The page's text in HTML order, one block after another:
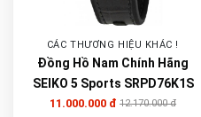
CÁC THƯƠNG HIỆU KHÁC !
Đồng Hồ Nam Chính Hãng
SEIKO 5 Sports SRPD76K1S
11.000.000 đ 12.170.000 đ